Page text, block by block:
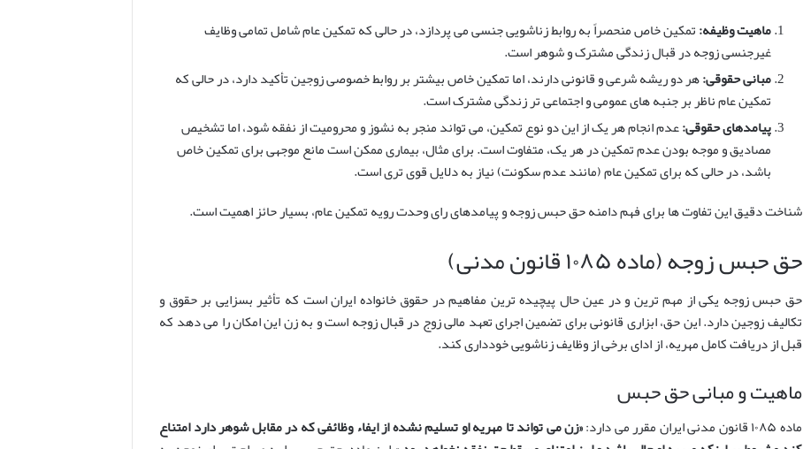
ماهیت وظیفه:تمکین خاص منحصراً به روابط زناشویی جنسی می پردازد، در حالی که تمکین عام شامل تمامی وظایف
غیرجنسی زوجه در قبال زندگی مشترک و شوهر است.
مبانی حقوقی:هر دو ریشه شرعی و قانونی دارند، اما تمکین خاص بیشتر بر روابط خصوصی زوجین تأکید دارد، در حالی که
تمکین عام ناظر بر جنبه های عمومی و اجتماعی تر زندگی مشترک است.
پیامدهای حقوقی:عدم انجام هر یک از این دو نوع تمکین، می تواند منجر به نشوز و محرومیت از نفقه شود، اما تشخیص
مصادیق و موجه بودن عدم تمکین در هر یک، متفاوت است. برای مثال، بیماری ممکن است مانع موجهی برای تمکین خاص
باشد، در حالی که برای تمکین عام (مانند عدم سکونت) نیاز به دلایل قوی تری است.
شناخت دقیق این تفاوت ها برای فهم دامنه حق حبس زوجه و پیامدهای رای وحدت رویه تمکین عام، بسیار حائز اهمیت است.
حق حبس زوجه (ماده ۱۰۸۵ قانون مدنی)
حق حبس زوجه یکی از مهم ترین و در عین حال پیچیده ترین مفاهیم در حقوق خانواده ایران است که تأثیر بسزایی بر حقوق و
تکالیف زوجین دارد. این حق، ابزاری قانونی برای تضمین اجرای تعهد مالی زوج در قبال زوجه است و به زن این امکان را می دهد که
قبل از دریافت کامل مهریه، از ادای برخی از وظایف زناشویی خودداری کند.
ماهیت و مبانی حق حبس
ماده ۱۰۸۵ قانون مدنی ایران مقرر می دارد:
«زن می تواند تا مهریه او تسلیم نشده از ایفاء وظائفی که در مقابل شوهر دارد امتناع